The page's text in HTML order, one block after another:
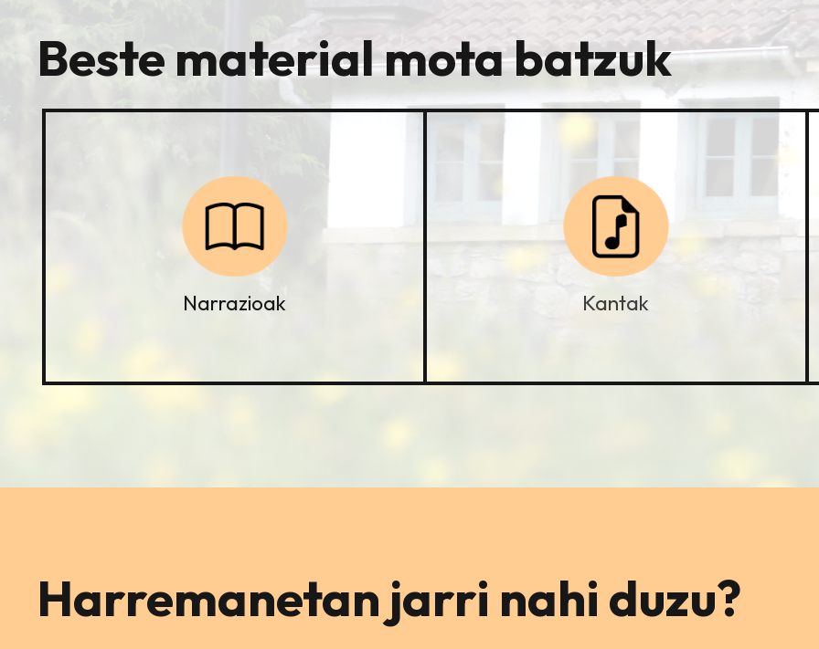
Beste material mota batzuk
Narrazioak Kantak
Harremanetan jarri nahi duzu?